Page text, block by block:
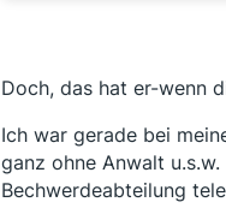
Doch, das hat er-wenn
Ich war gerade bei
ganz ohne Anwalt
Bechwerdeabteilung